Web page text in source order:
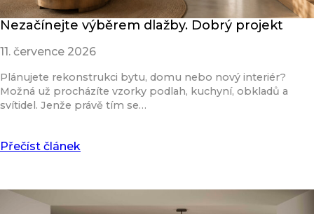
Nezačínejte výběrem dlažby. Dobrý projekt
11. července 2026
Plánujete rekonstrukci bytu, domu nebo nový interiér?
Možná už procházíte vzorky podlah, kuchyní, obkladů a
svítidel. Jenže právě tím se…
Přečíst článek